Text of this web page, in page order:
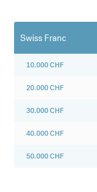
Swiss Franc
10.000CHF
20.000CHF
30.000CHF
40.000CHF
50.000CHF